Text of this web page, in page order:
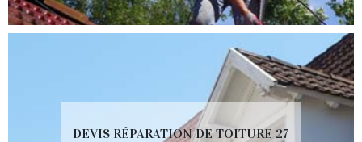
DEVIS RÉPARATION DE TOITURE 27